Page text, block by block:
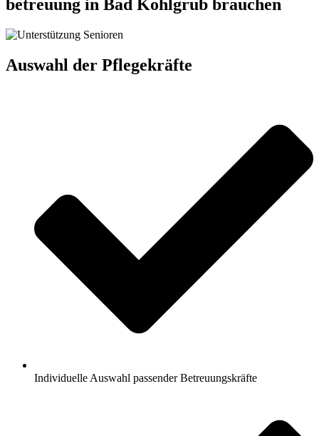
betreuung in Bad Kohlgrub brauchen
Auswahl der Pflegekräfte
Individuelle Auswahl passender Betreuungskräfte